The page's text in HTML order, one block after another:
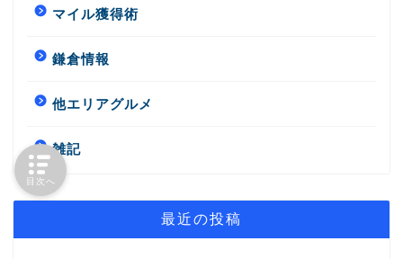
マイル獲得術
鎌倉情報
他エリアグルメ
雑記
最近の投稿
目次へ